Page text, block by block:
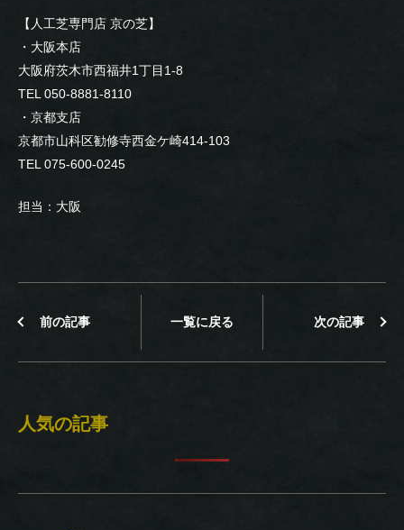
【人工芝専門店 京の芝】
・大阪本店
大阪府茨木市西福井1丁目1-8
TEL 050-8881-8110
・京都支店
京都市山科区勧修寺西金ケ崎414-103
TEL 075-600-0245
担当：大阪
前の記事 一覧に戻る 次の記事
人気の記事